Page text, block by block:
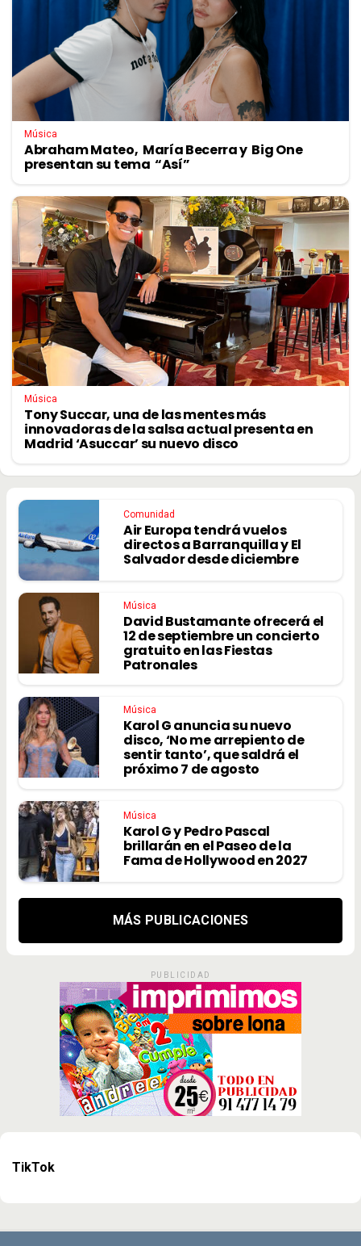
Música
Abraham Mateo, María Becerra y Big One
presentan su tema “Así”
Música
Tony Succar, una de las mentes más
innovadoras de la salsa actual presenta en
Madrid ‘Asuccar’ su nuevo disco
Comunidad
Air Europa tendrá vuelos
directos a Barranquilla y El
Salvador desde diciembre
Música
David Bustamante ofrecerá el
12 de septiembre un concierto
gratuito en las Fiestas
Patronales
Música
Karol G anuncia su nuevo
disco, ‘No me arrepiento de
sentir tanto’, que saldrá el
próximo 7 de agosto
Música
Karol G y Pedro Pascal
brillarán en el Paseo de la
Fama de Hollywood en 2027
MÁS PUBLICACIONES
PUBLICIDAD
TikTok